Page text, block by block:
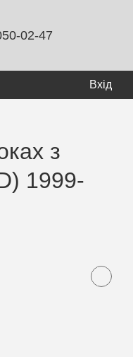
02-47
Вхід
з
1999-